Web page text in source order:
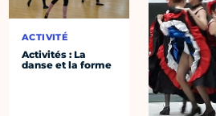
ACTIVITÉ
Activités : La
danse et la forme